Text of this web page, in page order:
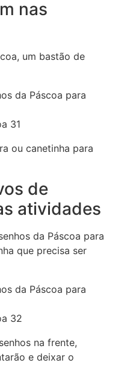
nas
um bastão de
31
ou canetinha para
de
atividades
da Páscoa para
que precisa ser
32
na frente,
e deixar o